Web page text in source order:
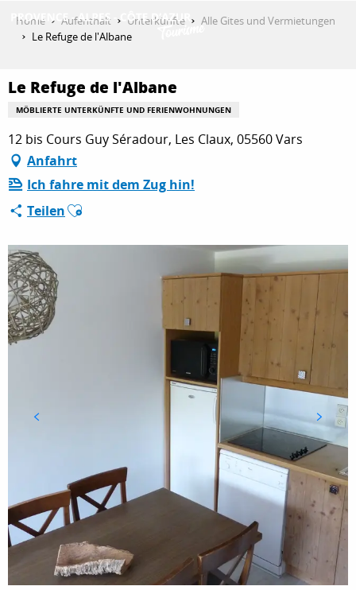
AKTIVITÄTEN
AUFENTHALT
ESPACE PRO
Home Aufenthalt Unterkünfte
Alle Gites und Vermietungen
Le Refuge de l'Albane
Le Refuge de l'Albane
MÖBLIERTE UNTERKÜNFTE UND FERIENWOHNUNGEN
12 bis Cours Guy Séradour, Les Claux, 05560 Vars
Anfahrt
Ich fahre mit dem Zug hin!
TeilenAjouter aux favoris